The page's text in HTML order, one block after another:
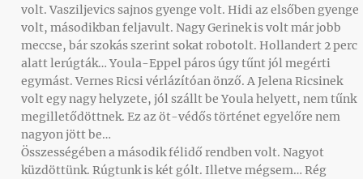
volt. Vasziljevics sajnos gyenge volt. Hidi az elsőben gyenge
volt, másodikban feljavult. Nagy Gerinek is volt már jobb
meccse, bár szokás szerint sokat robotolt. Hollandert 2 perc
alatt lerúgták… Youla-Eppel páros úgy tűnt jól megérti
egymást. Vernes Ricsi vérlázítóan önző. A Jelena Ricsinek
volt egy nagy helyzete, jól szállt be Youla helyett, nem tűnk
megilletődöttnek. Ez az öt-védős történet egyelőre nem
nagyon jött be…
Összességében a második félidő rendben volt. Nagyot
küzdöttünk. Rúgtunk is két gólt. Illetve mégsem… Rég